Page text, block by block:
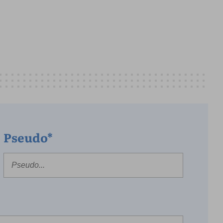
Pseudo*